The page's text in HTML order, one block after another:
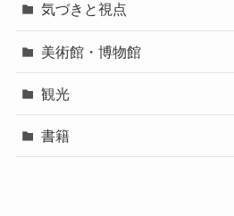
気づきと視点
美術館・博物館
観光
書籍